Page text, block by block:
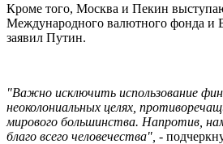
Кроме того, Москва и Пекин
Международного валютного фонда и
заявил Путин.
"Важно исключить использование
неоколониальных целях,
мирового большинства. Напротив,
благо всего человечества", -